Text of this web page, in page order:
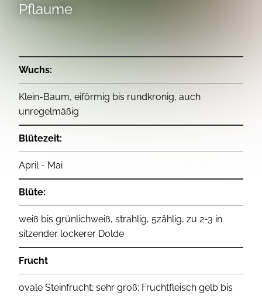
Pflaume
Wuchs:
Klein-Baum, eiförmig bis rundkronig, auch
unregelmäßig
Blütezeit:
April - Mai
Blüte:
weiß bis grünlichweiß, strahlig, 5zählig, zu 2-3 in
sitzender lockerer Dolde
Frucht
ovale Steinfrucht; sehr groß; Fruchtfleisch gelb bis